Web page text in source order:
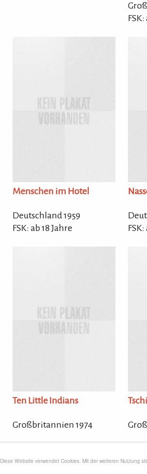
Diese Website verwendet Cookies. Mit der weiteren Nutzung
Menschen im Hotel
Deutschland 1959
FSK: ab 18 Jahre
Ten Little Indians
Großbritannien 1974